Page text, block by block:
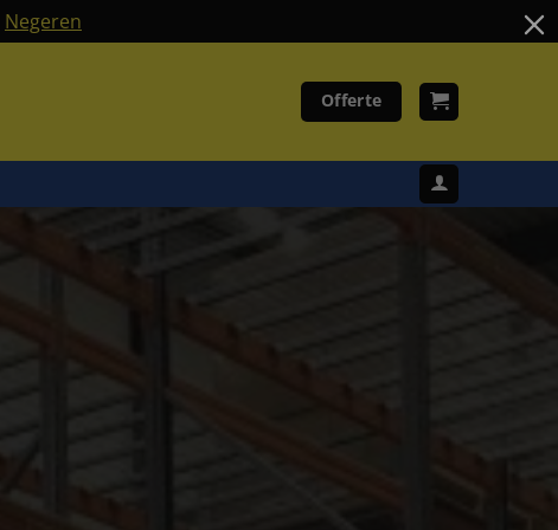
Negeren
Offerte